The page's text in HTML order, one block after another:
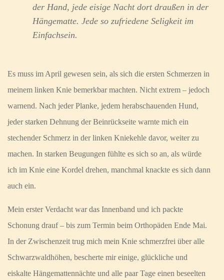
der Hand, jede eisige Nacht dort draußen in der
Hängematte. Jede so zufriedene Seligkeit im
Einfachsein.
Es muss im April gewesen sein, als sich die ersten Schmerzen in
meinem linken Knie bemerkbar machten. Nicht extrem – jedoch
warnend. Nach jeder Planke, jedem herabschauenden Hund,
jeder starken Dehnung der Beinrückseite warnte mich ein
stechender Schmerz in der linken Kniekehle davor, weiter zu
machen. In starken Beugungen fühlte es sich so an, als würde
ich im Knie eine Kordel drehen, manchmal knackte es sich dann
auch ein.
Mein erster Verdacht war das Innenband und ich packte
Schonung drauf – bis zum Termin beim Orthopäden Ende Mai.
In der Zwischenzeit trug mich mein Knie schmerzfrei über alle
Schwarzwaldhöhen, bescherte mir einige, glückliche und
eiskalte Hängemattennächte und alle paar Tage einen beseelten